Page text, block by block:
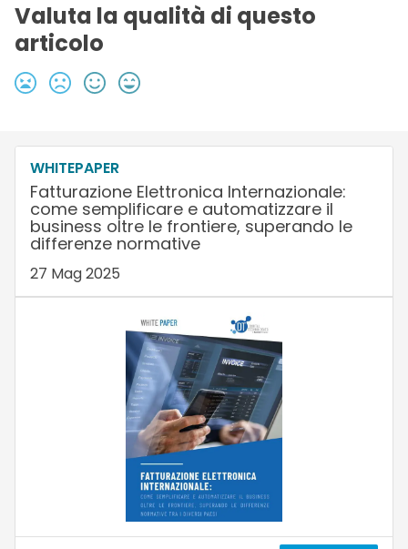
Valuta la qualità di questo
articolo
WHITEPAPER
Fatturazione Elettronica Internazionale:
come semplificare e automatizzare il
business oltre le frontiere, superando le
differenze normative
27 Mag 2025